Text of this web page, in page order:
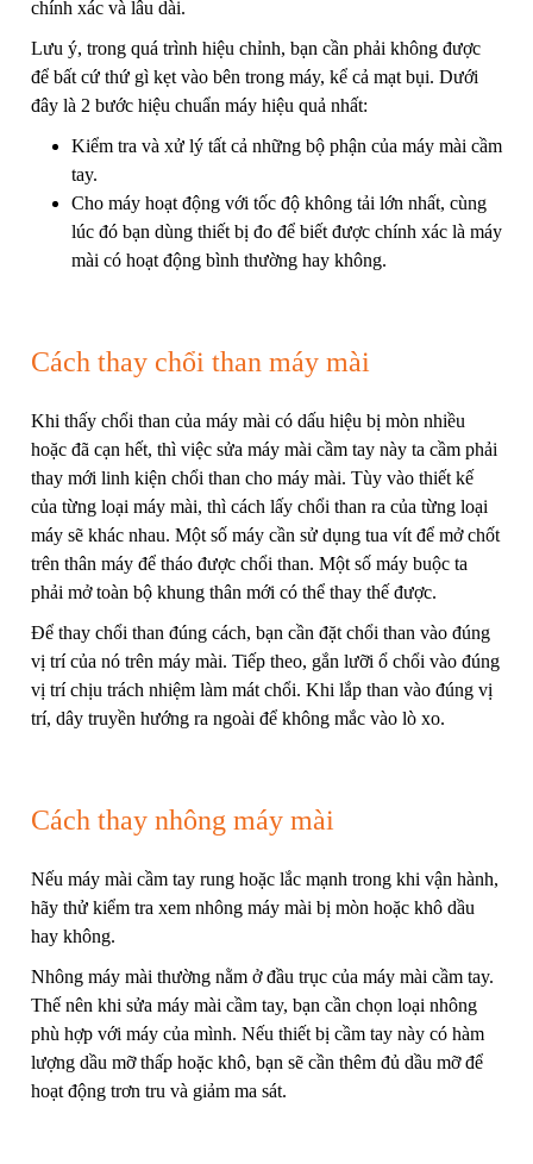
chính xác và lâu dài.
Lưu ý, trong quá trình hiệu chỉnh, bạn cần phải không được
để bất cứ thứ gì kẹt vào bên trong máy, kể cả mạt bụi. Dưới
đây là 2 bước hiệu chuẩn máy hiệu quả nhất:
Kiểm tra và xử lý tất cả những bộ phận của máy mài cầm
tay.
Cho máy hoạt động với tốc độ không tải lớn nhất, cùng
lúc đó bạn dùng thiết bị đo để biết được chính xác là máy
mài có hoạt động bình thường hay không.
Cách thay chổi than máy mài
Khi thấy chổi than của máy mài có dấu hiệu bị mòn nhiều
hoặc đã cạn hết, thì việc sửa máy mài cầm tay này ta cầm phải
thay mới linh kiện chổi than cho máy mài. Tùy vào thiết kế
của từng loại máy mài, thì cách lấy chổi than ra của từng loại
máy sẽ khác nhau. Một số máy cần sử dụng tua vít để mở chốt
trên thân máy để tháo được chổi than. Một số máy buộc ta
phải mở toàn bộ khung thân mới có thể thay thế được.
Để thay chổi than đúng cách, bạn cần đặt chổi than vào đúng
vị trí của nó trên máy mài. Tiếp theo, gắn lưỡi ổ chổi vào đúng
vị trí chịu trách nhiệm làm mát chổi. Khi lắp than vào đúng vị
trí, dây truyền hướng ra ngoài để không mắc vào lò xo.
Cách thay nhông máy mài
Nếu máy mài cầm tay rung hoặc lắc mạnh trong khi vận hành,
hãy thử kiểm tra xem nhông máy mài bị mòn hoặc khô dầu
hay không.
Nhông máy mài thường nằm ở đầu trục của máy mài cầm tay.
Thế nên khi sửa máy mài cầm tay, bạn cần chọn loại nhông
phù hợp với máy của mình. Nếu thiết bị cầm tay này có hàm
lượng dầu mỡ thấp hoặc khô, bạn sẽ cần thêm đủ dầu mỡ để
hoạt động trơn tru và giảm ma sát.